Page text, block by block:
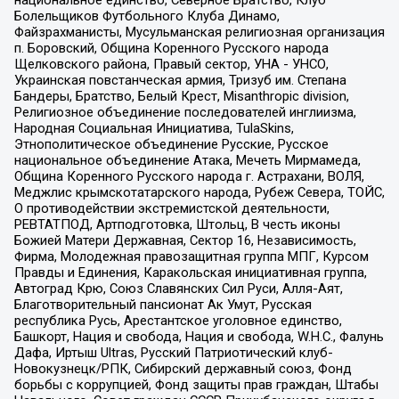
Болельщиков Футбольного Клуба Динамо,
Файзрахманисты, Мусульманская религиозная организация
п. Боровский, Община Коренного Русского народа
Щелковского района, Правый сектор, УНА - УНСО,
Украинская повстанческая армия, Тризуб им. Степана
Бандеры, Братство, Белый Крест, Misanthropic division,
Религиозное объединение последователей инглиизма,
Народная Социальная Инициатива, TulaSkins,
Этнополитическое объединение Русские, Русское
национальное объединение Атака, Мечеть Мирмамеда,
Община Коренного Русского народа г. Астрахани, ВОЛЯ,
Меджлис крымскотатарского народа, Рубеж Севера, ТОЙС,
О противодействии экстремистской деятельности,
РЕВТАТПОД, Артподготовка, Штольц, В честь иконы
Божией Матери Державная, Сектор 16, Независимость,
Фирма, Молодежная правозащитная группа МПГ, Курсом
Правды и Единения, Каракольская инициативная группа,
Автоград Крю, Союз Славянских Сил Руси, Алля-Аят,
Благотворительный пансионат Ак Умут, Русская
республика Русь, Арестантское уголовное единство,
Башкорт, Нация и свобода, Нация и свобода, W.H.С., Фалунь
Дафа, Иртыш Ultras, Русский Патриотический клуб-
Новокузнецк/РПК, Сибирский державный союз, Фонд
борьбы с коррупцией, Фонд защиты прав граждан, Штабы